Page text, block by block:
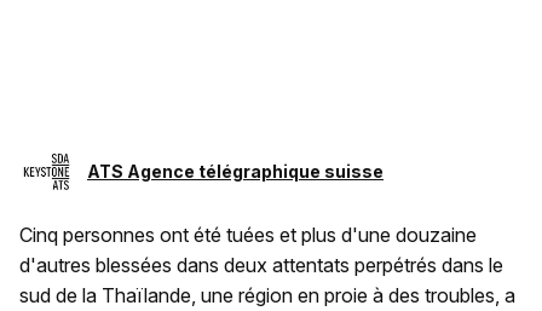
ATS Agence télégraphique suisse
Cinq personnes ont été tuées et plus d'une douzaine
d'autres blessées dans deux attentats perpétrés dans le
sud de la Thaïlande, une région en proie à des troubles, a